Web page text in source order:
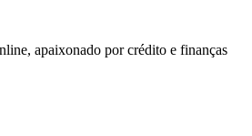
apaixonado por crédito e finanças